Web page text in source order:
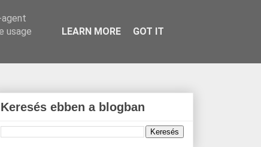
Keresés ebben a blogban
usage
LEARN MORE GOT IT